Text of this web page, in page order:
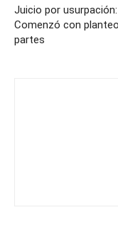
Juicio por usurpación:
Comenzó con
partes